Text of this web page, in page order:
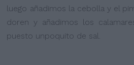
luego añadimos la cebolla y el
doren y añadimos los
puesto unpoquito de sal.